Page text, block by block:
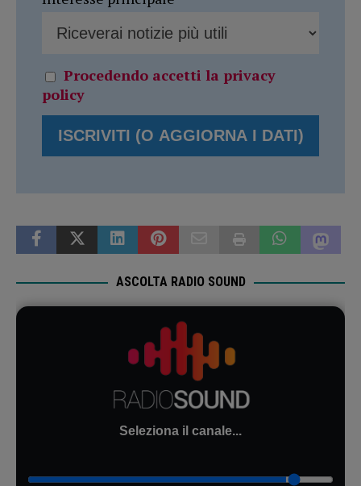
Procedendo accetti la privacy
policy
ASCOLTA RADIO SOUND
Seleziona il canale...